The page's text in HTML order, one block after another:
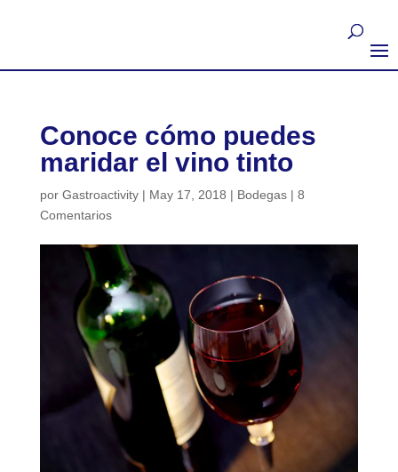
Conoce cómo puedes
maridar el vino tinto
por Gastroactivity| May 17, 2018 | Bodegas| 8
Comentarios